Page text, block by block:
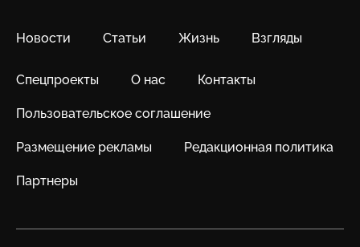
Новости Статьи Жизнь Взгляды
Спецпроекты О нас Контакты
Пользовательское соглашение
Размещение рекламы Редакционная политика
Партнеры